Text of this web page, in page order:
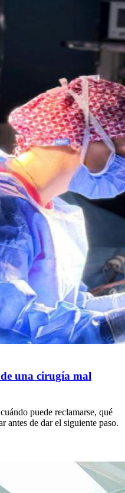
una cirugía mal
puede reclamarse, qué
antes de dar el siguiente paso.